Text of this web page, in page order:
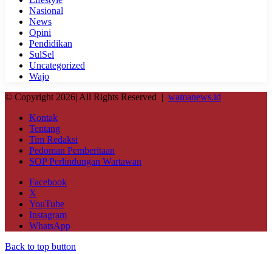
Nasional
News
Opini
Pendidikan
SulSel
Uncategorized
Wajo
© Copyright 2026| All Rights Reserved | wamanews.id
Kontak
Tentang
Tim Redaksi
Pedoman Pemberitaan
SOP Perlindungan Wartawan
Facebook
X
YouTube
Instagram
WhatsApp
Back to top button